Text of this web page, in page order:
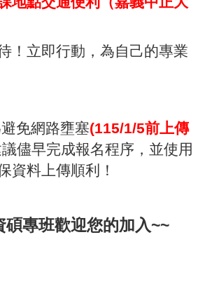
！立即行動，為自己的專業
免網路壅塞(115/1/5前上傳
議儘早完成報名程序，並使用
資料上傳順利！
碩專班歡迎您的加入~~